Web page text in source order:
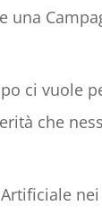
una
ci vuole
che